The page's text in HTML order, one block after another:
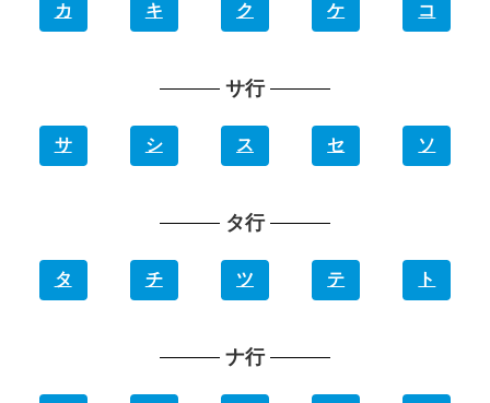
カ キ ク ケ コ
サ行
サ シ ス セ ソ
タ行
タ チ ツ テ ト
ナ行